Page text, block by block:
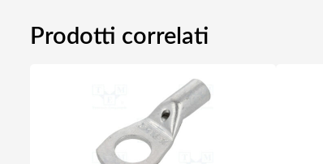
Prodotti correlati